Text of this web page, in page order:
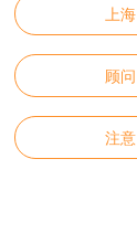
上海
顾问
注意